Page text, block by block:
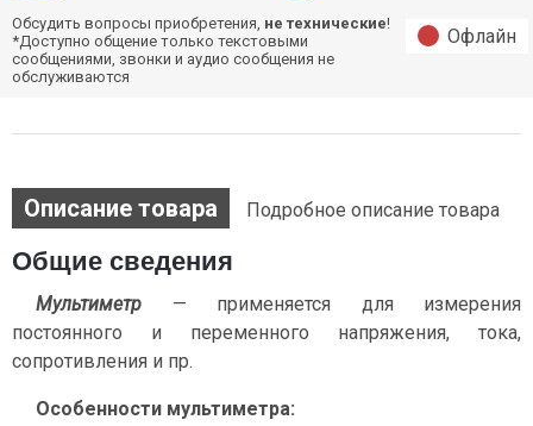
Обсудить вопросы приобретения, не технические!
*Доступно общение только текстовыми
сообщениями, звонки и аудио сообщения не
обслуживаются
Офлайн
Описание товара Подробное описание товара
Общие сведения
Мультиметр — применяется для измерения
постоянного и переменного напряжения, тока,
сопротивления и пр.
Особенности мультиметра: